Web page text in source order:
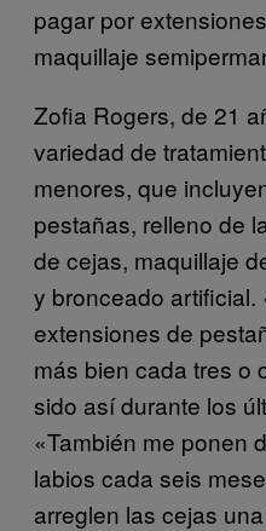
pagar por
maquillaje
Zofia Rogers, de 21
variedad de
menores, que
pestañas, relleno de
de cejas, maquillaje
y bronceado artificial.
extensiones de
más bien cada tres o
sido así durante los
«También me ponen
labios cada seis
arreglen las cejas